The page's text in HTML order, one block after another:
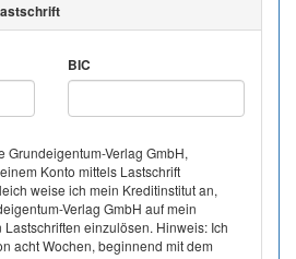
BIC
Grundeigentum-Verlag GmbH,
Konto mittels Lastschrift
weise ich mein Kreditinstitut an,
Verlag GmbH auf mein
Lastschriften einzulösen. Hinweis: Ich
acht Wochen, beginnend mit dem